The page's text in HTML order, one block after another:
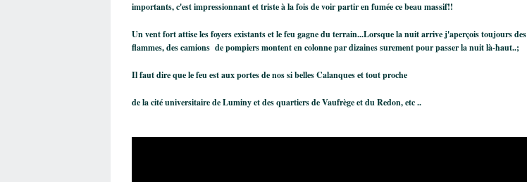
importants, c'est impressionnant et triste à la fois de voir partir en fumée ce beau massif!!
Un vent fort attise les foyers existants et le feu gagne du terrain...Lorsque la nuit arrive j'aperçois toujours des
flammes, des camions de pompiers montent en colonne par dizaines surement pour passer la nuit là-haut..;
Il faut dire que le feuest aux portes de nos si belles Calanqueset tout proche
dela cité universitaire deLuminy et des quartiers de Vaufrège et du Redon, etc ..